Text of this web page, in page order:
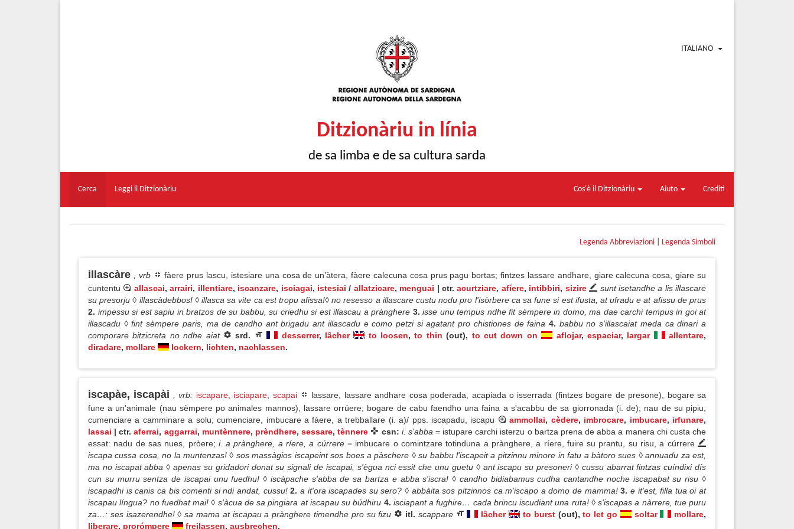
ITALIANO
Ditzionàriu in línia
de sa limba e de sa cultura sarda
Cerca Leggi il Ditzionàriu Cos'è il Ditzionàriu Aiuto Crediti
Legenda Abbreviazioni Legenda Simboli
illascàre , vrb
fàere prus lascu, istesiare una cosa de un’àtera, fàere calecuna cosa prus pagu bortas; fintzes lassare andhare, giare calecuna cosa, giare su
cuntentu
allascai,arrairi, illentiare, iscanzare, isciagai, istesiai / allatzicare, menguai | ctr. acurtziare, afíere, intibbiri, sizire
sunt isetandhe a lis illascare
su presorju ◊ illascàdebbos! ◊ illasca sa vite ca est tropu afissa!◊ no resesso a illascare custu nodu pro l'isòrbere ca sa fune si est ifusta, at ufradu e at afissu de prus
2. impessu si est sapiu in bratzos de su babbu, su criedhu si est illascau a prànghere 3. isse unu tempus ndhe fit sèmpere in domo, ma dae carchi tempus in goi at
illascadu ◊ fint sèmpere paris, ma de candho ant brigadu ant illascadu e como petzi si agatant pro chistiones de faina 4. babbu no s'illascaiat meda ca dinari a
comporare bitzicreta no ndhe aiat
srd. desserrer, lâcher to loosen, to thin (out), to cut down on aflojar, espaciar, largar allentare,
diradare, mollare lockern, lichten, nachlassen.
iscapàe, iscapài , vrb: iscapare, isciapare scapai
lassare, lassare andhare cosa poderada, acapiada o isserrada (fintzes bogare de presone), bogare sa
fune a un'animale (nau sèmpere po animales mannos), lassare orrúere; bogare de cabu faendho una faina a s'acabbu de sa giorronada (i. de); nau de su pipiu,
cumenciare a camminare a solu; cumenciare, imbucare a fàere, a trebballare (i. a)/ pps. iscapadu, iscapu
ammollai, cèdere, imbrocare, imbucare, irfunare,
lassai | ctr. aferrai, aggarrai, muntènnere, prèndhere,sessare,tènnere csn: i. s'abba= istupare carchi isterzu o bartza prena de abba a manera chi custa che
essat: nadu de sas nues, pròere; i. a prànghere, a ríere, a cúrrere= imbucare o comintzare totinduna a prànghere, a ríere, fuire su prantu, su risu, a cúrrere
iscapa cussa cosa, no la muntenzas! ◊ sos massàgios iscapeint sos boes a pàschere ◊ su babbu l'iscapeit a pitzinnu minore in fatu a bàtoro sues ◊ annuadu za est,
ma no iscapat abba ◊ apenas su gridadori donat su signali de iscapai, s'ègua nci essit che unu guetu ◊ ant iscapu su presoneri ◊ cussu abarrat fintzas cuíndixi dís
cun su murru sentza de iscapai unu fuedhu! ◊ iscàpache s'abba de sa bartza e abba s'iscra! ◊ candho bidiabamus cudha cantandhe noche iscapabat su risu ◊
iscapadhi is canis ca bis comenti si ndi andat, cussu! 2. a it'ora iscapades su sero? ◊ abbàita sos pitzinnos ca m'iscapo a domo de mamma!3. e it'est, filla tua oi at
iscapau língua? no fuedhat mai! ◊ s'àcua de sa pingiara at iscapau su búdhiru 4. isciapant a fughire… cada brincu iscudiant una ruta! ◊ s'iscapas a nàrrere, tue puru
za…: ses isazerendhe! ◊ sa mama at iscapau a prànghere timendhe pro su fizu
itl. scappare lâcher to burst(out), to let go soltar mollare,
liberare, prorómpere freilassen, ausbrechen.